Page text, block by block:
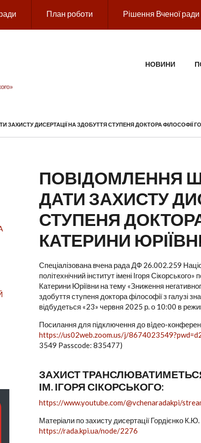
План роботи Рішення Вченої ради
ГОЛОВНЕ МЕНЮНОВИНИ
ДИСЕРТАЦІЇ НА ЗДОБУТТЯ СТУПЕНЯ ДОКТОРА ФІЛОСОФІЇ
ПОВІДОМЛЕННЯ
ДАТИ ЗАХИСТУ
СТУПЕНЯ
КАТЕРИНИ
Спеціалізована вчена рада ДФ 26.002.259
політехнічний інститут імені Ігоря
Катерини Юріївни на тему «Зниження
здобуття ступеня доктора філософії з галузі
відбудеться «23» червня 2025 р. о 10:00 в
Посилання для підключення до вiдео-
https://us02web.zoom.us/j/
3549 Passcode: 835477)
ЗАХИСТ ТРАНСЛЮВАТИМЕТЬСЯ
ІМ. ІГОРЯ СІКОРСЬКОГО:
https://www.youtube.com/@vchenaradakpi/
Матеріали по захисту дисертації Гордієнко
https://rada.kpi.ua/node/2276